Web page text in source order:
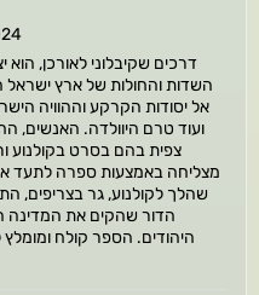
דרכים שקיבלוני לאורכן,
השדות והחולות של ארץ
אל יסודות הקרקע וההוויה
ועוד טרם היוולדה. האנשים,
צפית בהם בסרט בקולנוע
מצליחה באמצעות ספרה לתעד
שהלך לקולנוע, גר בצריפים,
הדור שהקים את המדינה
היהודים. הספר קולח